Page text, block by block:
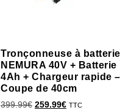
Tronçonneuse à batterie
NEMURA 40V + Batterie
4Ah + Chargeur rapide –
Coupe de 40cm
399.99€ 259.99€ TTC